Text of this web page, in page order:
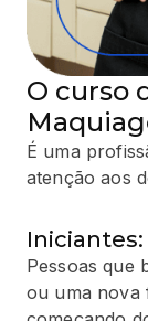
O curso
É uma
atenção aos
Iniciantes:
Pessoas que
ou uma nova